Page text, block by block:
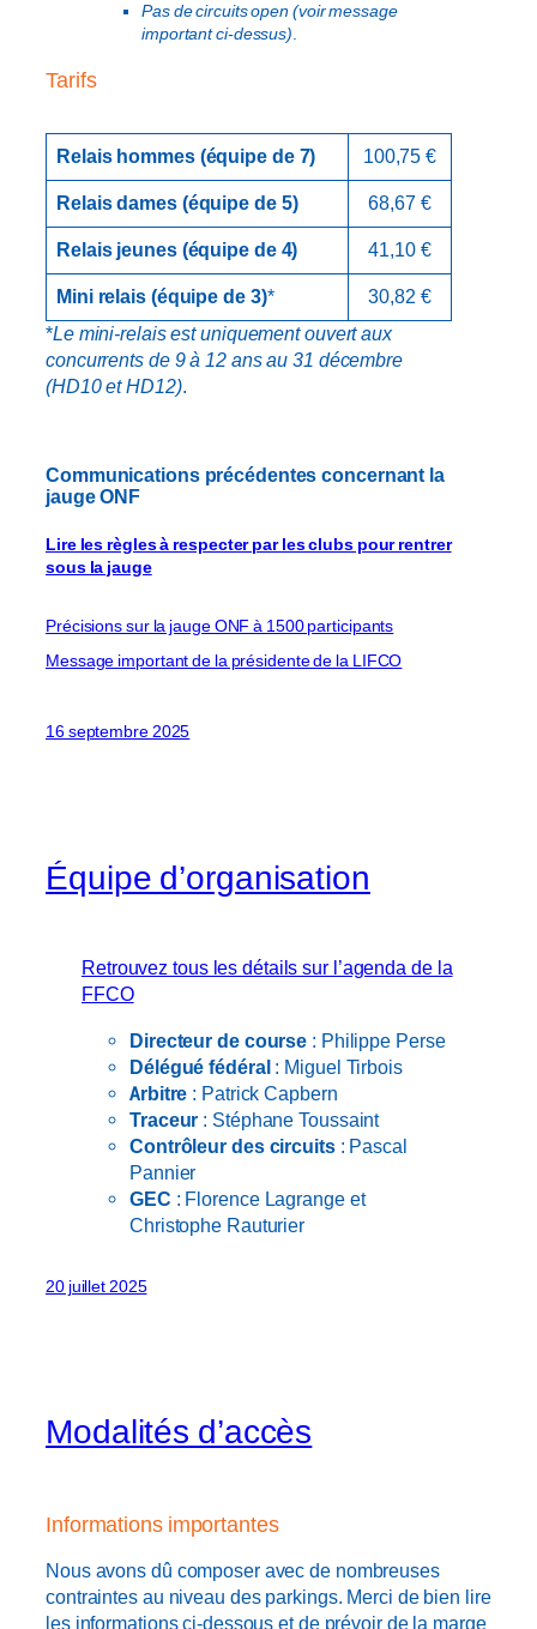
Pas de circuits open (voir message
important ci-dessus).
Tarifs
Relais hommes (équipe de 7) 100,75 €
Relais dames (équipe de 5) 68,67 €
Relais jeunes (équipe de 4) 41,10 €
Mini relais (équipe de 3)*
30,82 €
*Le mini-relais est uniquement ouvert aux
concurrents de 9 à 12 ans au 31 décembre
(HD10 et HD12).
Communications précédentes concernant la
jauge ONF
Lire les règles à respecter par les clubs pour rentrer
sous la jauge
Précisions sur la jauge ONF à 1500 participants
Message important de la présidente de la LIFCO
16 septembre 2025
Équipe d’organisation
Retrouvez tous les détails sur l’agenda de la
FFCO
Directeur de course : Philippe Perse
Délégué fédéral : Miguel Tirbois
Arbitre : Patrick Capbern
Traceur : Stéphane Toussaint
Contrôleur des circuits: Pascal
Pannier
GEC : Florence Lagrange et
Christophe Rauturier
20 juillet 2025
Modalités d’accès
Informations importantes
Nous avons dû composer avec de nombreuses
contraintes au niveau des parkings. Merci de bien lire
les informations ci-dessous et de prévoir de la marge